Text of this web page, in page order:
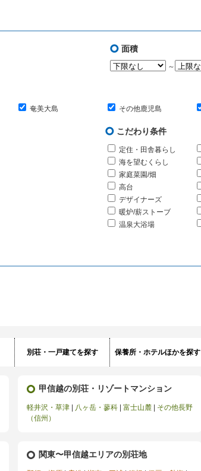
面積
～
奄美大島 その他鹿児島
こだわり条件
定住・田舎暮らし
海を望むくらし
家庭菜園/畑
高台
デザイナーズ
暖炉/薪ストーブ
温泉大浴場
別荘・一戸建てを探す 保養所・ホテルほかを探す
甲信越の別荘・リゾートマンション
軽井沢・草津 八ヶ岳・蓼科 富士山麓
その他長野
（信州）
関東〜甲信越エリアの別荘地